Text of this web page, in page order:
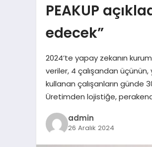
PEAKUP
edecek”
2024’te yapay zekanın
veriler, 4 çalışandan
kullanan çalışanların
Üretimden lojistiğe,
admin
26 Aralık 2024